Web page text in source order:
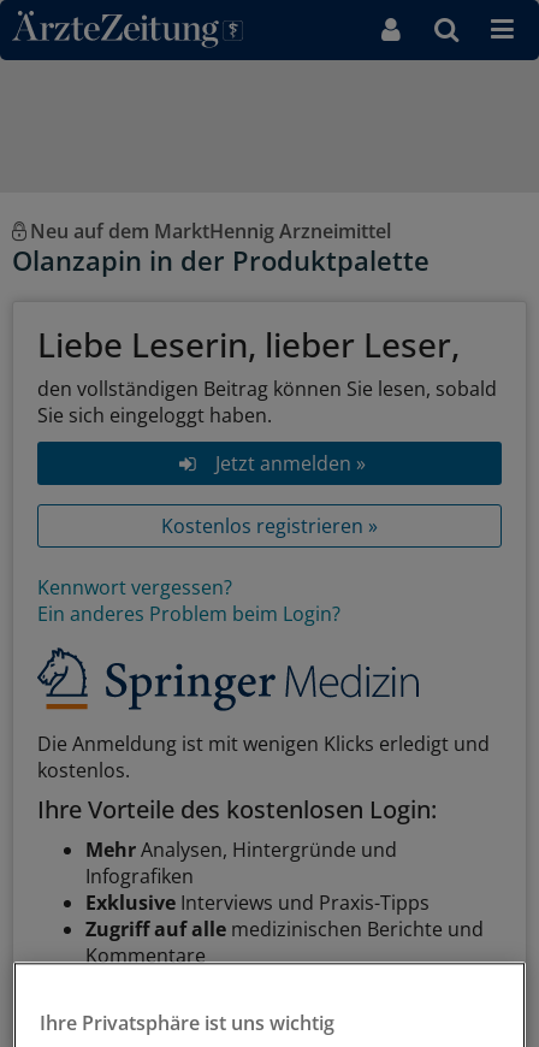
Direkt zum Inhaltsbereich
Neu auf dem MarktHennig Arzneimittel
Olanzapin in der Produktpalette
Liebe Leserin, lieber Leser,
den vollständigen Beitrag können Sie lesen, sobald
Sie sich eingeloggt haben.
Jetzt anmelden »
Kostenlos registrieren »
Kennwort vergessen?
Ein anderes Problem beim Login?
Die Anmeldung ist mit wenigen Klicks erledigt und
kostenlos.
Ihre Vorteile des kostenlosen Login:
MehrAnalysen, Hintergründe und
Infografiken
Exklusive Interviews und Praxis-Tipps
Zugriff auf alle medizinischen Berichte und
Kommentare
Ihre Privatsphäre ist uns wichtig